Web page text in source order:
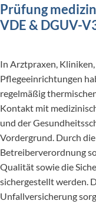
Prüfung
VDE & DGUV-
In Arztpraxen,
Pflegeeinrichtungen
regelmäßig
Kontakt mit
und der
Vordergrund. Durch
Betreiber­verordnung
Qualität sowie die
sichergestellt werden.
Unfallversicherung